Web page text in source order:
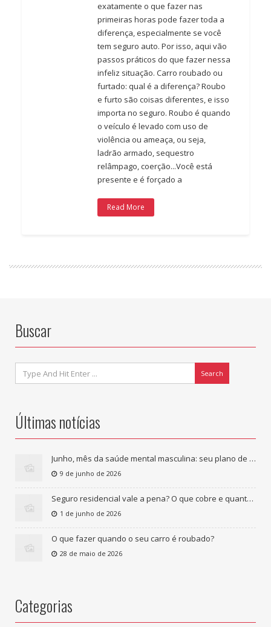
exatamente o que fazer nas
primeiras horas pode fazer toda a
diferença, especialmente se você
tem seguro auto. Por isso, aqui vão
passos práticos do que fazer nessa
infeliz situação. Carro roubado ou
furtado: qual é a diferença? Roubo
e furto são coisas diferentes, e isso
importa no seguro. Roubo é quando
o veículo é levado com uso de
violência ou ameaça, ou seja,
ladrão armado, sequestro
relâmpago, coerção...Você está
presente e é forçado a
Read More
Buscar
Search
Últimas notícias
Junho, mês da saúde mental masculina: seu plano de saúde cobre tratamento psicológico?
9 de junho de 2026
Seguro residencial vale a pena? O que cobre e quanto custa
1 de junho de 2026
O que fazer quando o seu carro é roubado?
28 de maio de 2026
Categorias